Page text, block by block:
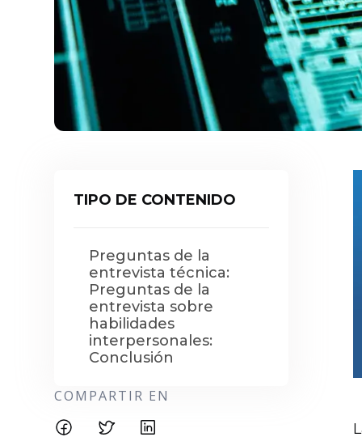
TIPO DE CONTENIDO
Preguntas de la
entrevista técnica:
Preguntas de la
entrevista sobre
habilidades
interpersonales:
Conclusión
COMPARTIR EN